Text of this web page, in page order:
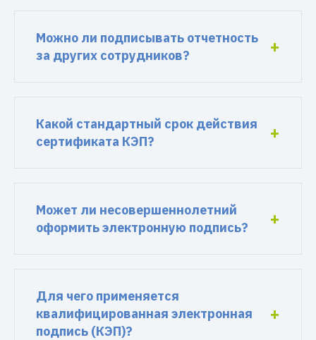
Можно ли подписывать отчетность
за других сотрудников?
Какой стандартный срок действия
сертификата КЭП?
Может ли несовершеннолетний
оформить электронную подпись?
Для чего применяется
квалифицированная электронная
подпись (КЭП)?